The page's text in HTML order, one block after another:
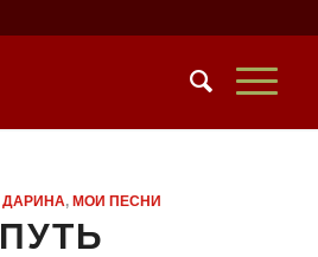
ДАРИНА, МОИ ПЕСНИ
ПУТЬ